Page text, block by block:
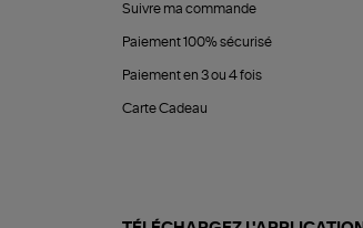
Suivre ma commande
Paiement 100% sécurisé
Paiement en 3 ou 4 fois
Carte Cadeau